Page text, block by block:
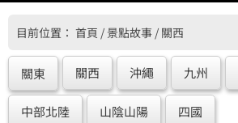
目前位置： 首頁 / 景點故事 / 關西
關東 關西 沖繩 九州
中部北陸 山陰山陽 四國